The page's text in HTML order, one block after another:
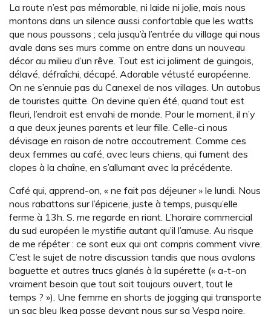
La route n’est pas mémorable, ni laide ni jolie, mais nous
montons dans un silence aussi confortable que les watts
que nous poussons ; cela jusqu’à l’entrée du village qui nous
avale dans ses murs comme on entre dans un nouveau
décor au milieu d’un rêve. Tout est ici joliment de guingois,
délavé, défraîchi, décapé. Adorable vétusté européenne.
On ne s’ennuie pas du Canexel de nos villages. Un autobus
de touristes quitte. On devine qu’en été, quand tout est
fleuri, l’endroit est envahi de monde. Pour le moment, il n’y
a que deux jeunes parents et leur fille. Celle-ci nous
dévisage en raison de notre accoutrement. Comme ces
deux femmes au café, avec leurs chiens, qui fument des
clopes à la chaîne, en s’allumant avec la précédente.
Café qui, apprend-on, « ne fait pas déjeuner » le lundi. Nous
nous rabattons sur l’épicerie, juste à temps, puisqu’elle
ferme à 13h. S. me regarde en riant. L’horaire commercial
du sud européen le mystifie autant qu’il l’amuse. Au risque
de me répéter : ce sont eux qui ont compris comment vivre.
C’est le sujet de notre discussion tandis que nous avalons
baguette et autres trucs glanés à la supérette (« a-t-on
vraiment besoin que tout soit toujours ouvert, tout le
temps ? »). Une femme en shorts de jogging qui transporte
un sac bleu Ikea passe devant nous sur sa Vespa noire.